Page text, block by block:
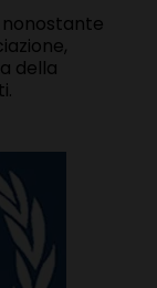
nonostante
della